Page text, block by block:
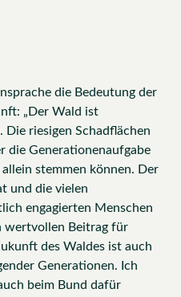
die Bedeutung der
„Der Wald ist
Die riesigen Schadflächen
die Generationenaufgabe
stemmen können. Der
und die vielen
engagierten Menschen
wertvollen Beitrag für
des Waldes ist auch
Generationen. Ich
beim Bund dafür